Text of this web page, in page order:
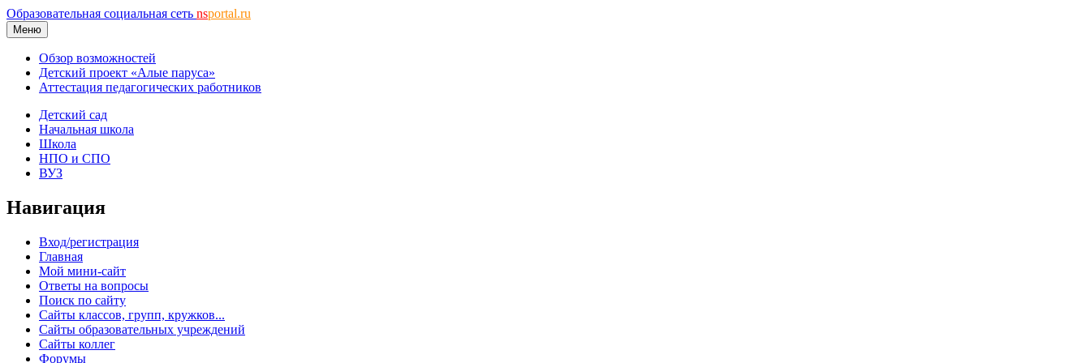
Образовательная социальная сеть nsportal.ru
Меню
Обзор возможностей
Детский проект «Алые паруса»
Аттестация педагогических работников
Детский сад
Начальная школа
Школа
НПО и СПО
ВУЗ
Навигация
Вход/регистрация
Главная
Мой мини-сайт
Ответы на вопросы
Поиск по сайту
Сайты классов, групп, кружков...
Сайты образовательных учреждений
Сайты коллег
Форумы